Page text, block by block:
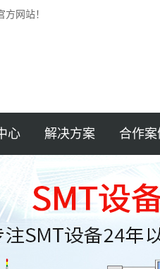
网站！
心
机
刷机
测仪
解决方案
半导体封装
汽车电子
合作案